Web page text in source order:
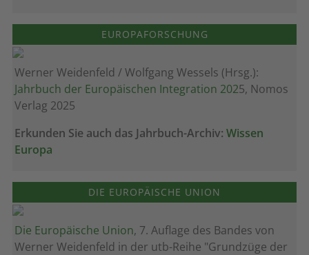
EUROPAFORSCHUNG
Werner Weidenfeld / Wolfgang Wessels (Hrsg.):
Jahrbuch der Europäischen Integration 2025, Nomos
Verlag 2025
Erkunden Sie auch das Jahrbuch-Archiv: Wissen
Europa
DIE EUROPÄISCHE UNION
Die Europäische Union, 7. Auflage des Bandes von
Werner Weidenfeld in der utb-Reihe "Grundzüge der